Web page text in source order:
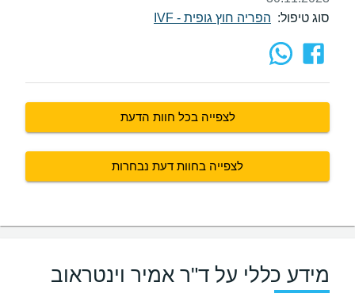
סוג טיפול: הפריה חוץ גופית - IVF
לצפייה בכל חוות הדעת
לצפייה בחוות דעת נבחרות
מידע כללי על ד"ר אמיר וינטראוב